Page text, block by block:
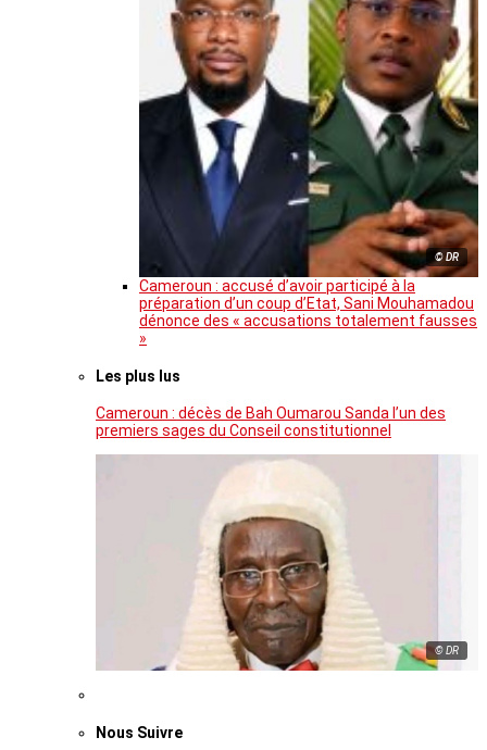
© DR
Cameroun : accusé d’avoir participé à la
préparation d’un coup d’Etat, Sani Mouhamadou
dénonce des « accusations totalement fausses
»
Les plus lus
Cameroun : décès de Bah Oumarou Sanda l’un des
premiers sages du Conseil constitutionnel
© DR
Nous Suivre